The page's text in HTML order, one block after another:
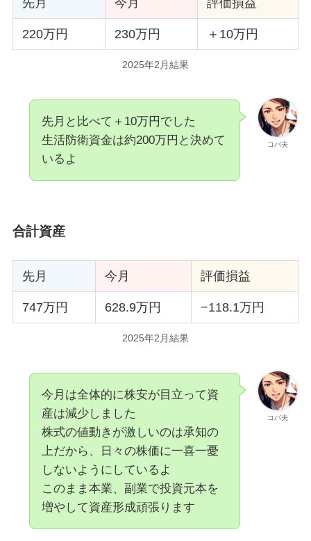
先月 今月 評価損益
220万円 230万円 ＋10万円
2025年2月結果
コバ夫
先月と比べて＋10万円でした
生活防衛資金は約200万円と決めて
いるよ
合計資産
先月 今月 評価損益
747万円 628.9万円 −118.1万円
2025年2月結果
コバ夫
今月は全体的に株安が目立って資
産は減少しました
株式の値動きが激しいのは承知の
上だから、日々の株価に一喜一憂
しないようにしているよ
このまま本業、副業で投資元本を
増やして資産形成頑張ります